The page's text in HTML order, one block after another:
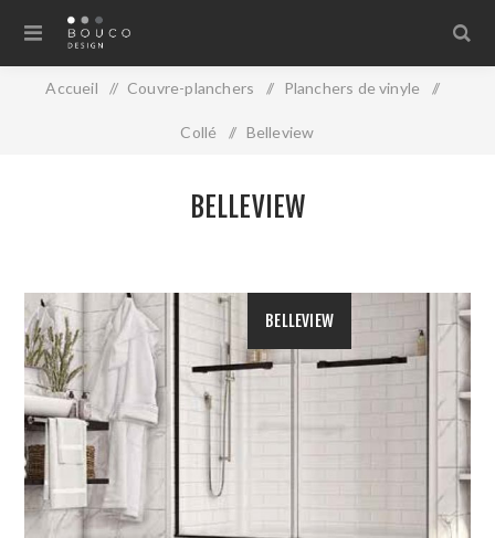
Accueil / Couvre-planchers / Planchers de vinyle /
Collé / Belleview
BELLEVIEW
BELLEVIEW